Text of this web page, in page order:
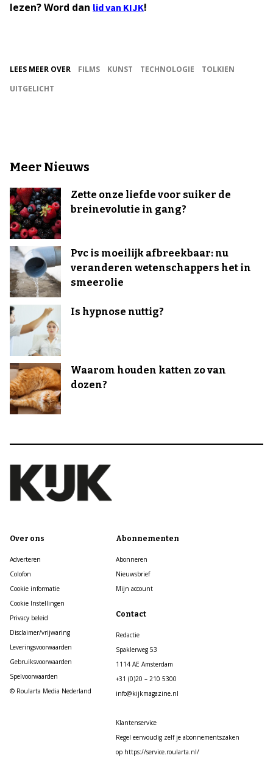
lezen? Word dan lid van KIJK!
LEES MEER OVER FILMS KUNST TECHNOLOGIE
TOLKIEN
UITGELICHT
Meer Nieuws
Zette onze liefde voor suiker de
breinevolutie in gang?
Pvc is moeilijk afbreekbaar: nu
veranderen wetenschappers het in
smeerolie
Is hypnose nuttig?
Waarom houden katten zo van
dozen?
Over ons
Adverteren
Colofon
Cookie informatie
Cookie Instellingen
Privacy beleid
Disclaimer/vrijwaring
Leveringsvoorwaarden
Gebruiksvoorwaarden
Spelvoorwaarden
© Roularta Media Nederland
Abonnementen
Abonneren
Nieuwsbrief
Mijn account
Contact
Redactie
Spaklerweg 53
1114 AE Amsterdam
+31 (0)20 – 210 5300
info@kijkmagazine.nl
Klantenservice
Regel eenvoudig zelf je abonnementszaken
op https://service.roularta.nl/